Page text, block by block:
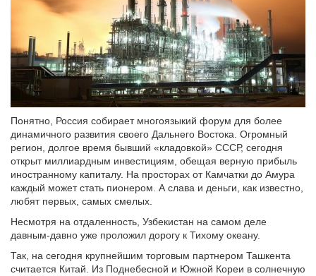
Понятно, Россия собирает многоязыкий форум для более
динамичного развития своего Дальнего Востока. Огромный
регион, долгое время бывший «кладовкой» СССР, сегодня
открыт миллиардным инвестициям, обещая верную прибыль
иностранному капиталу. На просторах от Камчатки до Амура
каждый может стать пионером. А слава и деньги, как известно,
любят первых, самых смелых.
Несмотря на отдаленность, Узбекистан на самом деле
давным-давно уже проложил дорогу к Тихому океану.
Так, на сегодня крупнейшим торговым партнером Ташкента
считается Китай. Из Поднебесной и Южной Кореи в солнечную